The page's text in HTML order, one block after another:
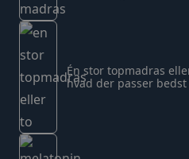
Én stor topmadras
hvad der passer